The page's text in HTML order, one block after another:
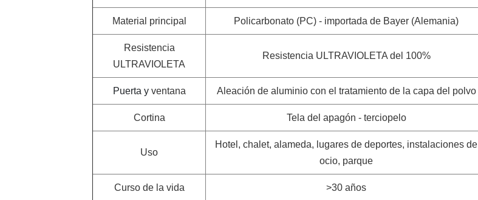
Material principal Policarbonato (PC) - importada de Bayer (Alemania)
Resistencia
ULTRAVIOLETA
Resistencia ULTRAVIOLETA del 100%
Puerta y ventana Aleación de aluminio con el tratamiento de la capa del polvo
Cortina Tela del apagón - terciopelo
Uso
Hotel, chalet, alameda, lugares de deportes, instalaciones de
ocio, parque
Curso de la vida >30 años